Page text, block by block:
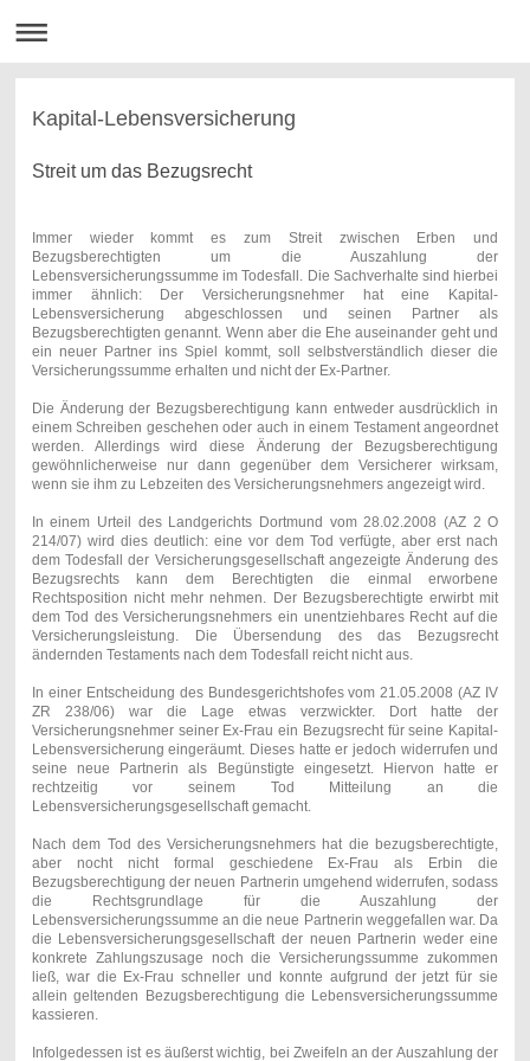
Kapital-Lebensversicherung
Streit um das Bezugsrecht
Immer wieder kommt es zum Streit zwischen Erben und
Bezugsberechtigten um die Auszahlung der
Lebensversicherungssumme im Todesfall. Die Sachverhalte sind hierbei
immer ähnlich: Der Versicherungsnehmer hat eine Kapital-
Lebensversicherung abgeschlossen und seinen Partner als
Bezugsberechtigten genannt. Wenn aber die Ehe auseinander geht und
ein neuer Partner ins Spiel kommt, soll selbstverständlich dieser die
Versicherungssumme erhalten und nicht der Ex-Partner.
Die Änderung der Bezugsberechtigung kann entweder ausdrücklich in
einem Schreiben geschehen oder auch in einem Testament angeordnet
werden. Allerdings wird diese Änderung der Bezugsberechtigung
gewöhnlicherweise nur dann gegenüber dem Versicherer wirksam,
wenn sie ihm zu Lebzeiten des Versicherungsnehmers angezeigt wird.
In einem Urteil des Landgerichts Dortmund vom 28.02.2008 (AZ 2 O
214/07) wird dies deutlich: eine vor dem Tod verfügte, aber erst nach
dem Todesfall der Versicherungsgesellschaft angezeigte Änderung des
Bezugsrechts kann dem Berechtigten die einmal erworbene
Rechtsposition nicht mehr nehmen. Der Bezugsberechtigte erwirbt mit
dem Tod des Versicherungsnehmers ein unentziehbares Recht auf die
Versicherungsleistung. Die Übersendung des das Bezugsrecht
ändernden Testaments nach dem Todesfall reicht nicht aus.
In einer Entscheidung des Bundesgerichtshofes vom 21.05.2008 (AZ IV
ZR 238/06) war die Lage etwas verzwickter. Dort hatte der
Versicherungsnehmer seiner Ex-Frau ein Bezugsrecht für seine Kapital-
Lebensversicherung eingeräumt. Dieses hatte er jedoch widerrufen und
seine neue Partnerin als Begünstigte eingesetzt. Hiervon hatte er
rechtzeitig vor seinem Tod Mitteilung an die
Lebensversicherungsgesellschaft gemacht.
Nach dem Tod des Versicherungsnehmers hat die bezugsberechtigte,
aber nocht nicht formal geschiedene Ex-Frau als Erbin die
Bezugsberechtigung der neuen Partnerin umgehend widerrufen, sodass
die Rechtsgrundlage für die Auszahlung der
Lebensversicherungssumme an die neue Partnerin weggefallen war. Da
die Lebensversicherungsgesellschaft der neuen Partnerin weder eine
konkrete Zahlungszusage noch die Versicherungssumme zukommen
ließ, war die Ex-Frau schneller und konnte aufgrund der jetzt für sie
allein geltenden Bezugsberechtigung die Lebensversicherungssumme
kassieren.
Infolgedessen ist es äußerst wichtig, bei Zweifeln an der Auszahlung der